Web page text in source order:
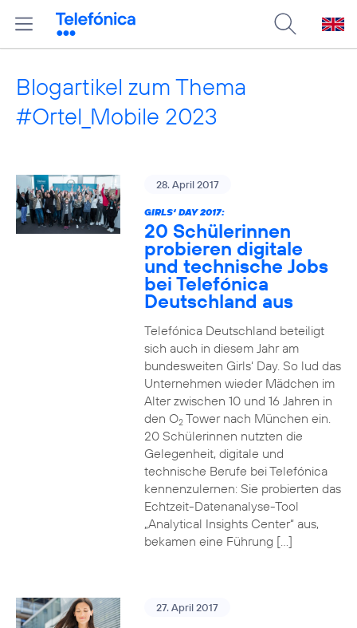
Blogartikel zum Thema
#Ortel_Mobile 2023
28. April 2017
GIRLS‘ DAY 2017:
20 Schülerinnen
probieren digitale
und technische Jobs
bei Telefónica
Deutschland aus
Telefónica Deutschland beteiligt
sich auch in diesem Jahr am
bundesweiten Girls‘ Day. So lud das
Unternehmen wieder Mädchen im
Alter zwischen 10 und 16 Jahren in
den O2Tower nach München ein.
20 Schülerinnen nutzten die
Gelegenheit, digitale und
technische Berufe bei Telefónica
kennenzulernen: Sie probierten das
Echtzeit-Datenanalyse-Tool
„Analytical Insights Center“ aus,
bekamen eine Führung […]
27. April 2017